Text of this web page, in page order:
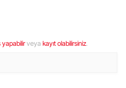
yapabilirveya kayıt olabilirsiniz.